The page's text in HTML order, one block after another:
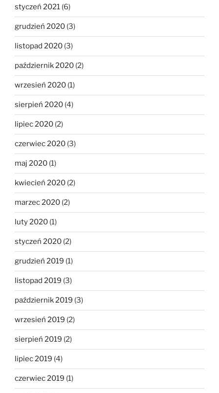
styczeń 2021 (6)
grudzień 2020 (3)
listopad 2020 (3)
październik 2020 (2)
wrzesień 2020 (1)
sierpień 2020 (4)
lipiec 2020 (2)
czerwiec 2020 (3)
maj 2020 (1)
kwiecień 2020 (2)
marzec 2020 (2)
luty 2020 (1)
styczeń 2020 (2)
grudzień 2019 (1)
listopad 2019 (3)
październik 2019 (3)
wrzesień 2019 (2)
sierpień 2019 (2)
lipiec 2019 (4)
czerwiec 2019 (1)